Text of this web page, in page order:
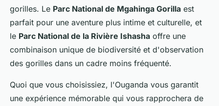
gorilles. Le Parc National de Mgahinga Gorilla est
parfait pour une aventure plus intime et culturelle, et
le Parc National de la Rivière Ishasha offre une
combinaison unique de biodiversité et d'observation
des gorilles dans un cadre moins fréquenté.
Quoi que vous choisissiez, l'Ouganda vous garantit
une expérience mémorable qui vous rapprochera de